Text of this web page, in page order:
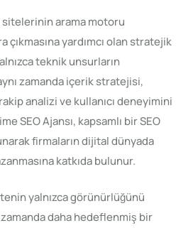
sitelerinin arama motoru
çıkmasına yardımcı olan stratejik
teknik unsurların
zamanda içerik stratejisi,
analizi ve kullanıcı deneyimini
SEO Ajansı, kapsamlı bir SEO
firmaların dijital dünyada
katkıda bulunur.
yalnızca görünürlüğünü
zamanda daha hedeflenmiş bir